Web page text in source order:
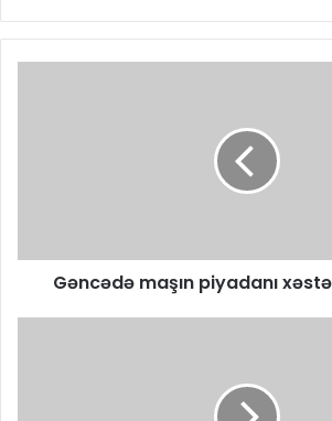
Gəncədə maşın piyadanı